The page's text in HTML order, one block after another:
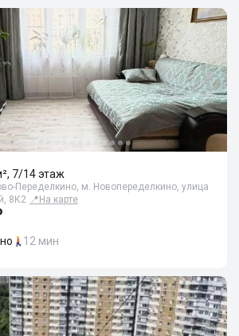
7/14 этаж
Переделкино, м. Новопеределкино, улица
8К2 📍 На карте
12 мин